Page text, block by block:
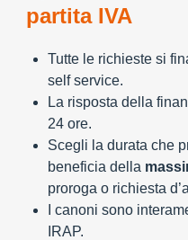
partita IVA
Tutte le richieste si
self service.
La risposta della
24 ore.
Scegli la durata che
beneficia della
proroga o richiesta
I canoni sono
IRAP.